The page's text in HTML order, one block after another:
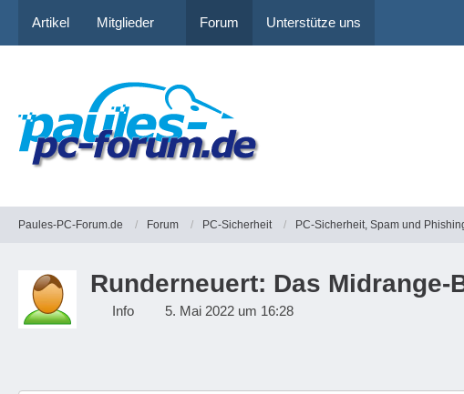
Artikel Mitglieder Forum Unterstütze uns
Paules-PC-Forum.de Forum PC-Sicherheit PC-Sicherheit, Spam und
Runderneuert: Das
Info 5. Mai 2022 um 16:28